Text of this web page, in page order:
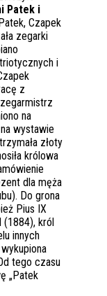
Patek i
Czapek
zegarki
i
z
na
wystawie
złoty
królowa
dla męża
Do grona
Pius IX
(1884), król
innych
tego czasu
„Patek